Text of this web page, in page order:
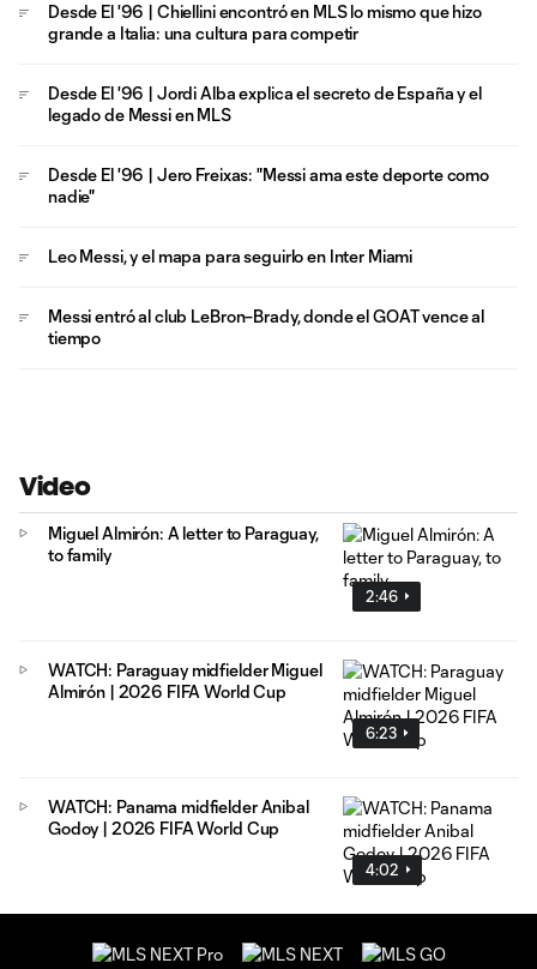
Desde El '96 | Chiellini encontró en MLS lo mismo que hizo
grande a Italia: una cultura para competir
Desde El '96 | Jordi Alba explica el secreto de España y el
legado de Messi en MLS
Desde El '96 | Jero Freixas: "Messi ama este deporte como
nadie"
Leo Messi, y el mapa para seguirlo en Inter Miami
Messi entró al club LeBron–Brady, donde el GOAT vence al
tiempo
Video
2:46
Miguel Almirón: A letter to Paraguay,
to family
6:23
WATCH: Paraguay midfielder Miguel
Almirón | 2026 FIFA World Cup
4:02
WATCH: Panama midfielder Anibal
Godoy | 2026 FIFA World Cup